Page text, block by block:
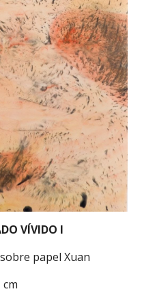
VÍVIDO I
papel Xuan
cm